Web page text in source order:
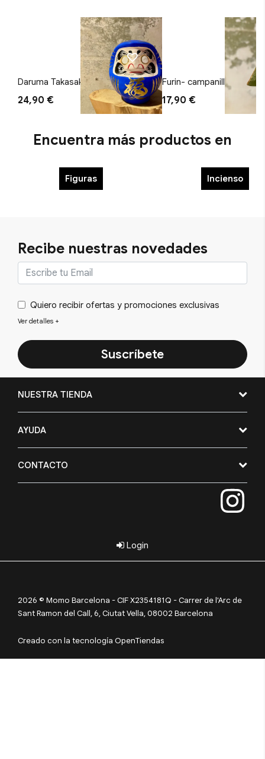
Daruma Takasaki Azul
24,90 €
Furin- campanilla de
Verde
17,90 €
Encuentra más productos en
Figuras Incienso
Recibe nuestras novedades
Quiero recibir ofertas y promociones exclusivas
Ver detalles +
Suscríbete
NUESTRA TIENDA
AYUDA
CONTACTO
Login
2026 © Momo Barcelona - CIF X2354181Q - Carrer de l'Arc de
Sant Ramon del Call, 6, Ciutat Vella, 08002 Barcelona
Creado con la tecnología OpenTiendas